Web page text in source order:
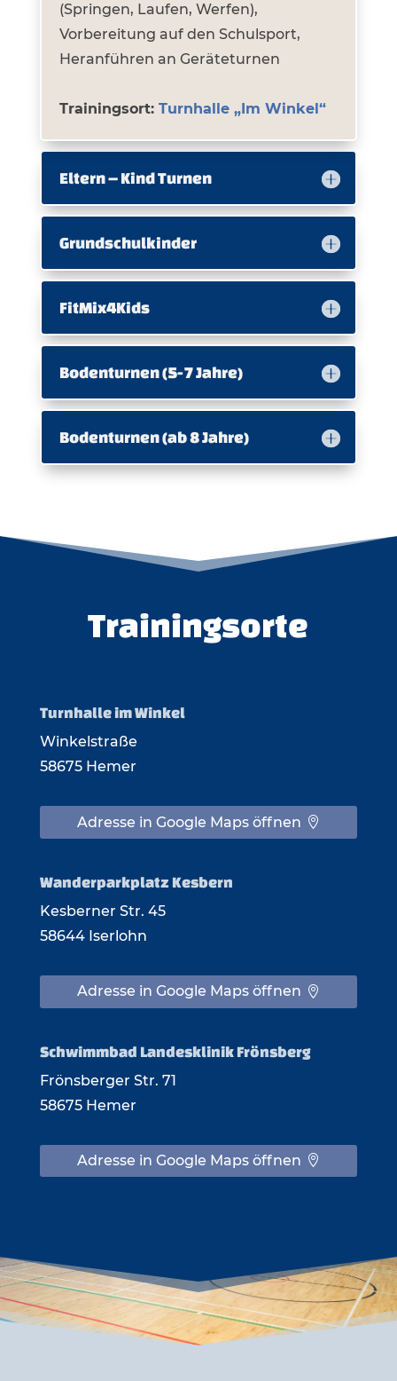
(Springen, Laufen, Werfen),
Vorbereitung auf den Schulsport,
Heranführen an Geräteturnen
Trainingsort: Turnhalle „Im Winkel“
Eltern – Kind Turnen
Grundschulkinder
FitMix4Kids
Bodenturnen (5-7 Jahre)
Bodenturnen (ab 8 Jahre)
Trainingsorte
Turnhalle im Winkel
Winkelstraße
58675 Hemer
Adresse in Google Maps öffnen
Wanderparkplatz Kesbern
Kesberner Str. 45
58644 Iserlohn
Adresse in Google Maps öffnen
Schwimmbad Landesklinik Frönsberg
Frönsberger Str. 71
58675 Hemer
Adresse in Google Maps öffnen